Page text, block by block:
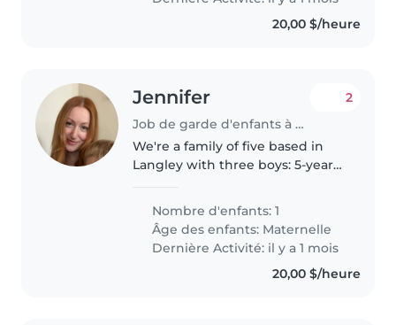
20,00 $/heure
Jennifer
Job de garde d'enfants à Langley
2
We're a family of five based in
Langley with three boys: 5-year-
brothers. We're currently looking
for part-time help focused on
our oldest son, with an
Nombre d'enfants: 1
Âge des enfants: Maternelle
Dernière Activité: il y a 1 mois
20,00 $/heure